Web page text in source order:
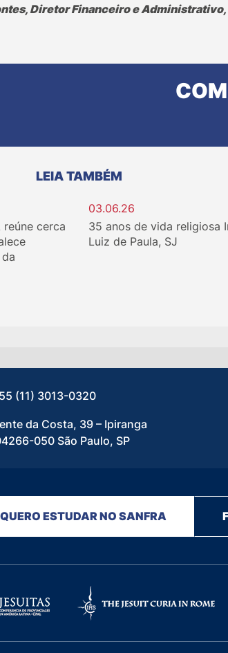
Diretor Financeiro e Administrativo,
LEIA TAMBÉM
reúne cerca
03.06.26
35 anos de vida religiosa
Luiz de Paula, SJ
(11) 3013-0320
da Costa, 39 – Ipiranga
050 São Paulo, SP
QUERO ESTUDAR NO SANFRA